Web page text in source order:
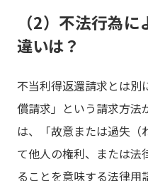
（2）不法行為
違いは？
不当利得返還請求とは別
償請求」という請求方法
は、「故意または過失（
て他人の権利、または法
ることを意味する法律用